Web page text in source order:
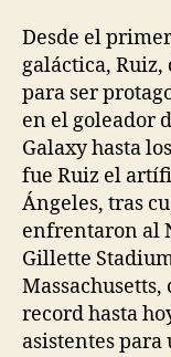
Desde el
galáctica, Ruiz,
para ser
en el goleador
Galaxy hasta
fue Ruiz el
Ángeles, tras
enfrentaron al
Gillette
record hasta
asistentes para